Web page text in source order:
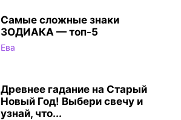
Самые сложные знаки
ЗОДИАКА — топ-5
Ева
Древнее гадание на Старый
Новый Год! Выбери свечу и
узнай, что...